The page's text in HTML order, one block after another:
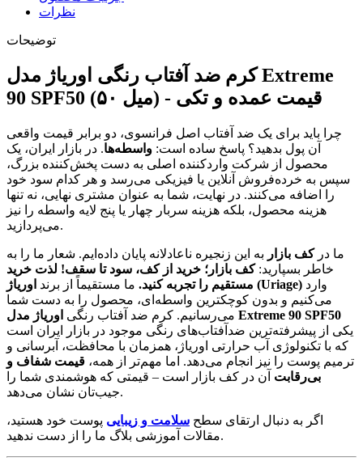
نظرات
توضیحات
کرم ضد آفتاب رنگی اوریاژ مدل Extreme
90 SPF50 (۵۰ میل) - قیمت عمده و تکی
چرا باید برای یک ضد آفتاب اصل فرانسوی، دو برابر قیمت واقعی
آن پول بدهید؟ پاسخ ساده است: واسطه‌ها. در بازار ایران، یک
محصول از شرکت واردکننده اصلی به دست پخش‌کننده بزرگ،
سپس به خرده‌فروش آنلاین یا فیزیکی می‌رسد و هر کدام سود خود
را اضافه می‌کنند. در نهایت، شما به عنوان مشتری نهایی، نه تنها
هزینه محصول، بلکه هزینه سربار چهار یا پنج لایه واسطه را نیز
می‌پردازید.
ما درکف بازار به این زنجیره ناعادلانه پایان داده‌ایم. شعار ما را به
خاطر بسپارید:کف بازار؛ خرید از کف، سود تا سقف! لذت خرید
مستقیم را تجربه کنید. ما مستقیماً از برند اوریاژ (Uriage)
می‌کنیم و بدون کوچکترین واسطه‌ای، محصول را به دست شما
می‌رسانیم. کرم ضد آفتاب رنگی اوریاژ مدل Extreme 90 SPF50
یکی از پیشرفته‌ترین ضدآفتاب‌های رنگی موجود در بازار ایران است
که با تکنولوژی آب حرارتی اوریاژ، همزمان با محافظت، آبرسانی و
ترمیم پوست را نیز انجام می‌دهد. اما مهم‌تر از همه، قیمت شفاف و
بی‌رقابت آن در کف بازار است – قیمتی که هوشمندی شما را
جیب‌تان نشان می‌دهد.
اگر به دنبال ارتقای سطح سلامت و زیبایی پوست خود هستید،
مقالات آموزشی بلاگ ما را از دست ندهید.